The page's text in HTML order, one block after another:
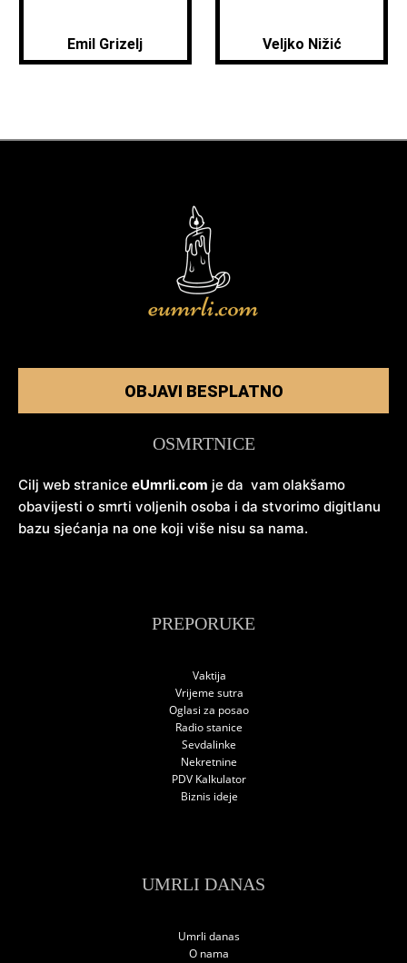
Emil Grizelj Veljko Nižić
OBJAVI BESPLATNO
OSMRTNICE
Cilj web stranice eUmrli.com je da vam olakšamo
obavijesti o smrti voljenih osoba i da stvorimo digitlanu
bazu sjećanja na one koji više nisu sa nama.
PREPORUKE
Vaktija
Vrijeme sutra
Oglasi za posao
Radio stanice
Sevdalinke
Nekretnine
PDV Kalkulator
Biznis ideje
UMRLI DANAS
Umrli danas
O nama